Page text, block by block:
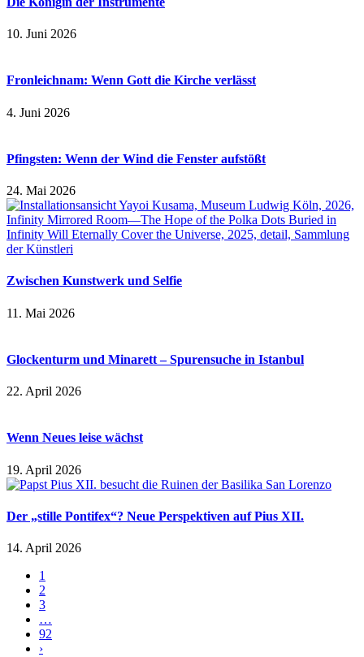
10. Juni 2026
Fronleichnam: Wenn Gott die Kirche verlässt
4. Juni 2026
Pfingsten: Wenn der Wind die Fenster aufstößt
24. Mai 2026
Zwischen Kunstwerk und Selfie
11. Mai 2026
Glockenturm und Minarett – Spurensuche in Istanbul
22. April 2026
Wenn Neues leise wächst
19. April 2026
Der „stille Pontifex“? Neue Perspektiven auf Pius XII.
14. April 2026
1
2
3
…
92
›